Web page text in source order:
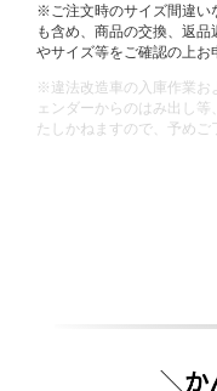
※ご注文時のサイズ間違い
も含め、商品の交換、返
やサイズ等をご確認の上お
※違法改造車の入庫作業お
ェンダーからのはみ出し
たしかねますので、予めご